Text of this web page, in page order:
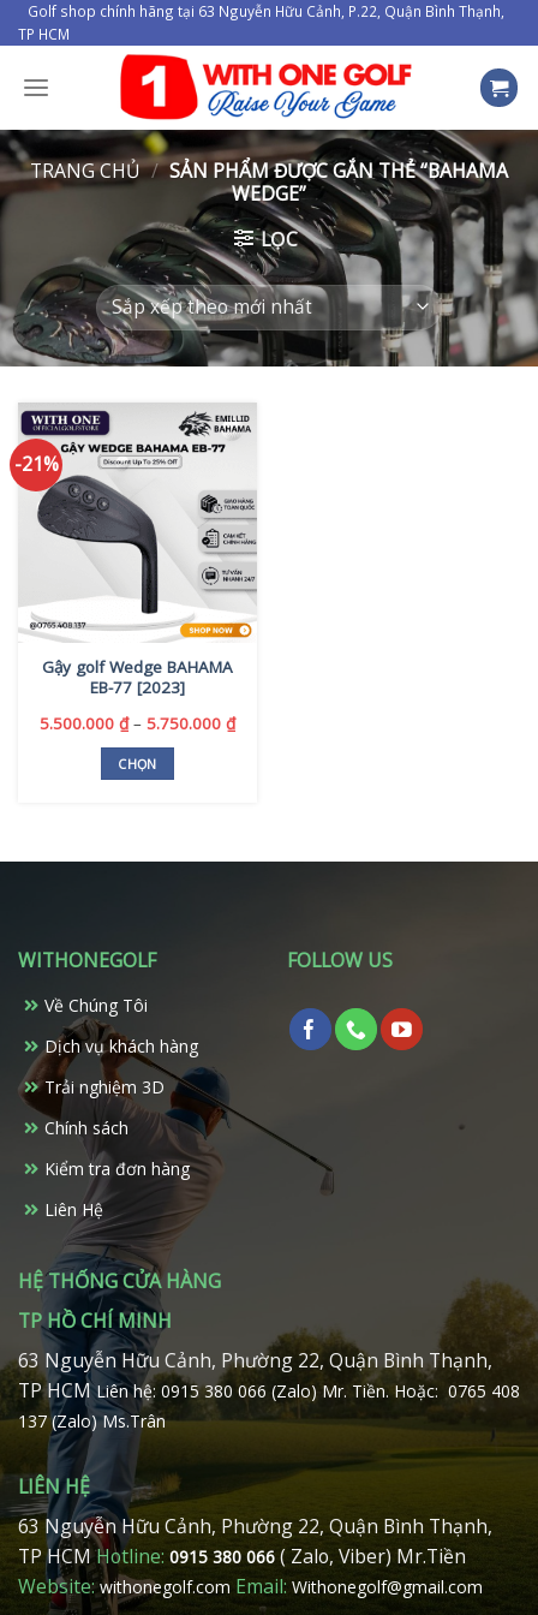
Skip
to
content
Golf shop chính hãng tại 63 Nguyễn Hữu Cảnh, P.22, Quận Bình Thạnh,
TP HCM
TRANG CHỦ / SẢN PHẨM ĐƯỢC GẮN THẺ “BAHAMA
WEDGE”
LỌC
-21%
Gậy golf Wedge BAHAMA
EB-77 [2023]
5.500.000 ₫ – 5.750.000 ₫Khoảng
CHỌN
có
Các
chọn
có
thể
được
chọn
trang
phẩm
WITHONEGOLF
Về Chúng Tôi
Dịch vụ khách hàng
Trải nghiệm 3D
Chính sách
Kiểm tra đơn hàng
Liên Hệ
FOLLOW US
HỆ THỐNG CỬA HÀNG
TP HỒ CHÍ MINH
63 Nguyễn Hữu Cảnh, Phường 22, Quận Bình Thạnh,
TP HCMLiên hệ: 0915 380 066 (Zalo) Mr. Tiền. Hoặc: 0765 408
137 (Zalo) Ms.Trân
LIÊN HỆ
63 Nguyễn Hữu Cảnh, Phường 22, Quận Bình Thạnh,
TP HCMHotline: 0915 380 066 ( Zalo, Viber) Mr.Tiền
Website:withonegolf.com Email: Withonegolf@gmail.com